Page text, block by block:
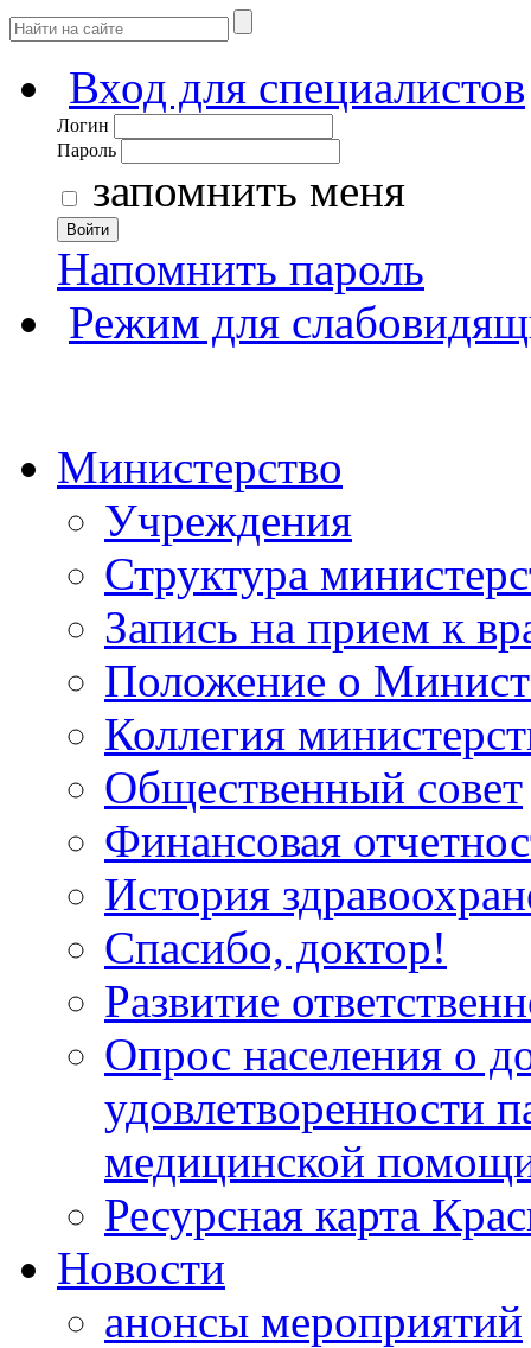
Вход для специалистов
Логин
Пароль
запомнить меня
Войти
Напомнить пароль
Режим для
Министерство
Учреждения
Структура
Запись на прием к
Положение о
Коллегия
Общественный совет
Финансовая
История
Спасибо, доктор!
Развитие
Опрос населения о
удовлетворенности
медицинской
Ресурсная карта
Новости
анонсы мероприятий